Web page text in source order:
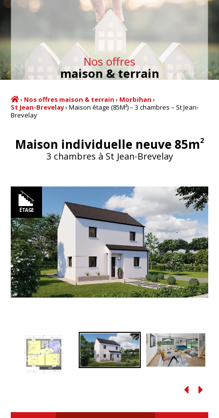
Nos offres
maison & terrain
› Nos offres maison & terrain › Morbihan ›
St Jean-Brevelay›Maison étage (85M²) – 3 chambres – St Jean-
Brevelay
Maison individuelle neuve 85m2
3 chambres à St Jean-Brevelay
ÉTAGE